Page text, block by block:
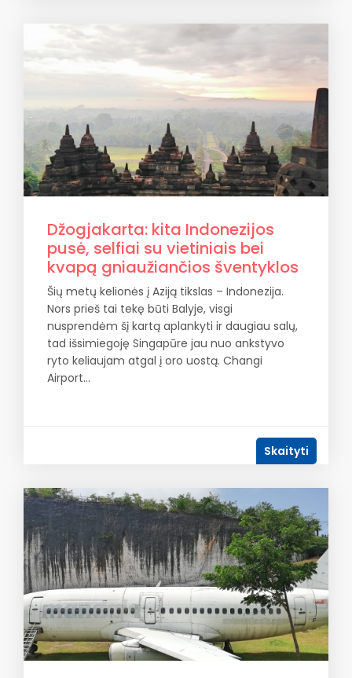
Džogjakarta: kita Indonezijos
pusė, selfiai su vietiniais bei
kvapą gniaužiančios šventyklos
Šių metų kelionės į Aziją tikslas – Indonezija.
Nors prieš tai tekę būti Balyje, visgi
nusprendėm šį kartą aplankyti ir daugiau salų,
tad išsimiegoję Singapūre jau nuo ankstyvo
ryto keliaujam atgal į oro uostą. Changi
Airport…
Skaityti